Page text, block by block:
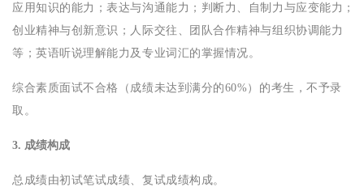
应用知识的能力；表达与沟通能力；判断力、自制力与应变能力；
创业精神与创新意识；人际交往、团队合作精神与组织协调能力
等；英语听说理解能力及专业词汇的掌握情况。
综合素质面试不合格（成绩未达到满分的60%）的考生，不予录
取。
3. 成绩构成
总成绩由初试笔试成绩、复试成绩构成。